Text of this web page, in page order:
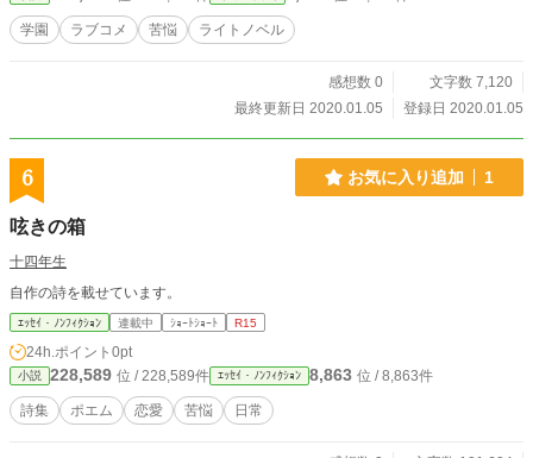
学園 ラブコメ 苦悩 ライトノベル
感想数 0
文字数 7,120
最終更新日 2020.01.05
登録日 2020.01.05
6 お気に入り追加 1
呟きの箱
十四年生
自作の詩を載せています。
ｴｯｾｲ・ﾉﾝﾌｨｸｼｮﾝ 連載中 ｼｮｰﾄｼｮｰﾄ R15
24h.ポイント 0pt
小説 228,589 位 / 228,589件 ｴｯｾｲ・ﾉﾝﾌｨｸｼｮﾝ 8,863 位 / 8,863件
詩集 ポエム 恋愛 苦悩 日常